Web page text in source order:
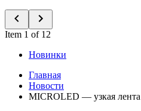
Item 1 of 12
Новинки
Главная
Новости
MICROLED — узкая лента